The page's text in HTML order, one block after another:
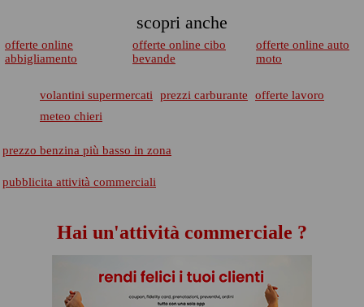
scopri anche
offerte online
abbigliamento
offerte online cibo
bevande
offerte online auto
moto
volantini supermercati prezzi carburante
offerte lavoro
meteo chieri
prezzo benzina più basso in zona
pubblicita attività commerciali
Hai un'attività commerciale ?